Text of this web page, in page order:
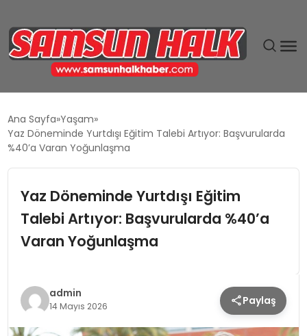
EĞITIM
GÜNDEM
SIYASET
SPOR
Ana Sayfa Yaşam
Yaz Döneminde Yurtdışı Eğitim Talebi Artıyor: Başvurularda
%40’a Varan Yoğunlaşma
Yaz Döneminde Yurtdışı Eğitim
Talebi Artıyor: Başvurularda %40’a
Varan Yoğunlaşma
admin
14 Mayıs 2026 Paylaş